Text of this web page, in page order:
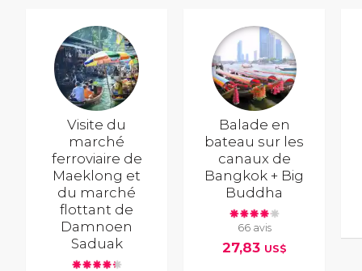
Visite du
marché
ferroviaire de
Maeklong et
du marché
flottant de
Damnoen
Saduak
Balade en
bateau sur les
canaux de
Bangkok + Big
Buddha
66 avis
27,83 US$